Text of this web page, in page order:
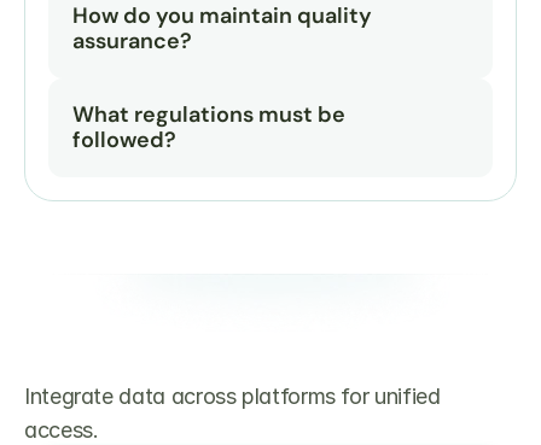
How do you maintain quality
assurance?
What regulations must be
followed?
Integrate data across platforms for unified
access.